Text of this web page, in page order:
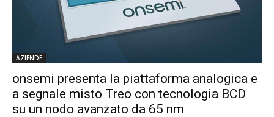
AZIENDE
onsemi presenta la piattaforma analogica e
a segnale misto Treo con tecnologia BCD
su un nodo avanzato da 65 nm